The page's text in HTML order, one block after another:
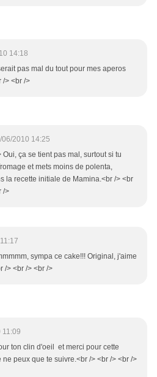
14:18
pas mal du tout pour mes aperos
/> <br />
06/2010 14:25
Oui, ça se tient pas mal, surtout si tu
et mets moins de polenta,
la recette initiale de Mamina.<br /> <br
/>
sympa ce cake!!! Original, j'aime
/> <br /> <br />
11:09
ton clin d'oeil et merci pour cette
peux que te suivre.<br /> <br /> <br />